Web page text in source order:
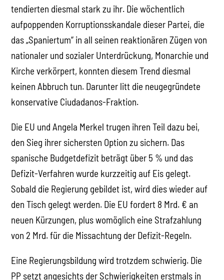
tendierten diesmal stark zu ihr. Die wöchentlich
aufpoppenden Korruptionsskandale dieser Partei, die
das „Spaniertum“ in all seinen reaktionären Zügen von
nationaler und sozialer Unterdrückung, Monarchie und
Kirche verkörpert, konnten diesem Trend diesmal
keinen Abbruch tun. Darunter litt die neugegründete
konservative Ciudadanos-Fraktion.
Die EU und Angela Merkel trugen ihren Teil dazu bei,
den Sieg ihrer sichersten Option zu sichern. Das
spanische Budgetdefizit beträgt über 5 % und das
Defizit-Verfahren wurde kurzzeitig auf Eis gelegt.
Sobald die Regierung gebildet ist, wird dies wieder auf
den Tisch gelegt werden. Die EU fordert 8 Mrd. € an
neuen Kürzungen, plus womöglich eine Strafzahlung
von 2 Mrd. für die Missachtung der Defizit-Regeln.
Eine Regierungsbildung wird trotzdem schwierig. Die
PP setzt angesichts der Schwierigkeiten erstmals in